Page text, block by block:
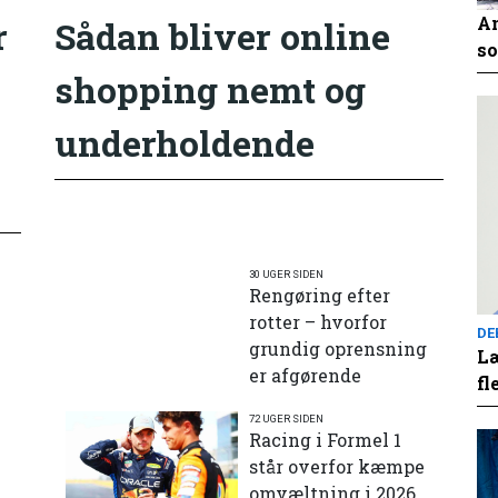
Sådan bliver online
shopping nemt og
underholdende
30 UGER SIDEN
Rengøring efter
rotter – hvorfor
grundig oprensning
er afgørende
72 UGER SIDEN
Racing i Formel 1
står overfor kæmpe
omvæltning i 2026